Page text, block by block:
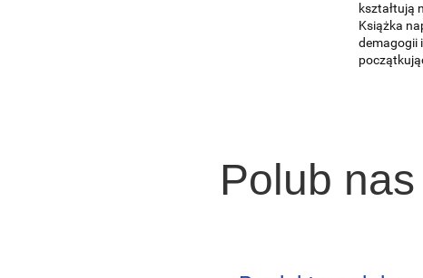
kształtują
Książka
demagogii
Polub